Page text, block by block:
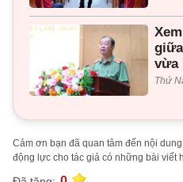
vừa
Thứ
Cảm ơn bạn đã quan tâm đến nội
động lực cho tác giả có những bài viết